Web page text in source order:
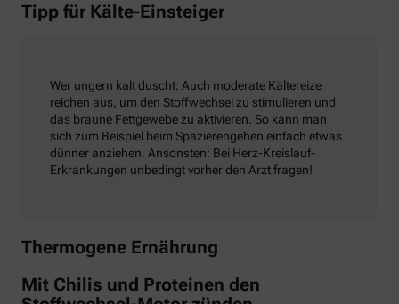
Tipp für Kälte-Einsteiger
Wer ungern kalt duscht: Auch moderate Kältereize
reichen aus, um den Stoffwechsel zu stimulieren und
das braune Fettgewebe zu aktivieren. So kann man
sich zum Beispiel beim Spazierengehen einfach etwas
dünner anziehen. Ansonsten: Bei Herz-Kreislauf-
Erkrankungen unbedingt vorher den Arzt fragen!
Thermogene Ernährung
Mit Chilis und Proteinen den